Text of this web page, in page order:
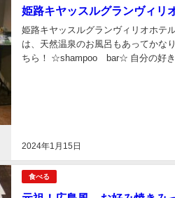
姫路キヤッスルグランヴィリ
2024年1月15日
姫路キヤッスルグランヴィリオホテ
は、天然温泉のお風呂もあってかな
ちら！ ☆shampoo bar☆ 自分の好き
食べる